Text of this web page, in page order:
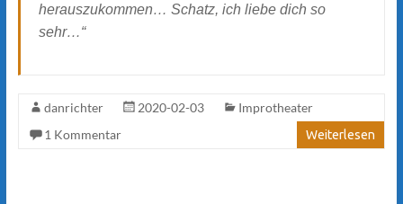
herauszukommen… Schatz, ich liebe dich so
sehr…“
danrichter 2020-02-03
Improtheater
1 Kommentar
Weiterlesen